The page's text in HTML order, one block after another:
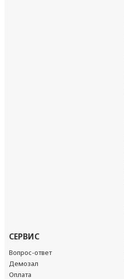
СЕРВИС
Вопрос-ответ
Демозал
Оплата